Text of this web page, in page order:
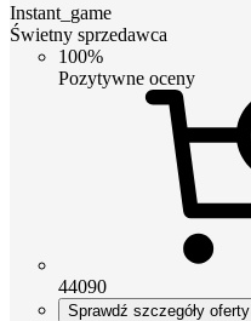
Instant_game
Świetny sprzedawca
100%
Pozytywne oceny
44090
Sprawdź szczegóły oferty